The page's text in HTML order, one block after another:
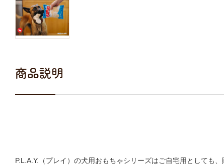
商品説明
P.L.A.Y.（プレイ）の犬用おもちゃシリーズはご自宅用としても